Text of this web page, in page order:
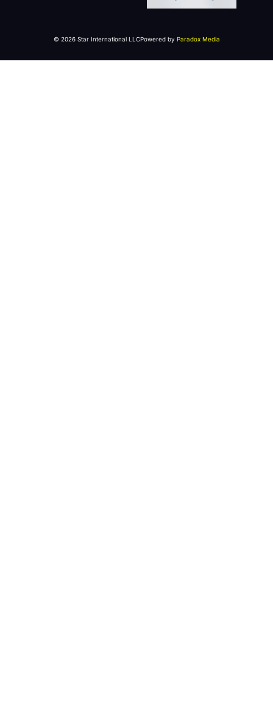
© 2026 Star International LLCPowered by Paradox Media